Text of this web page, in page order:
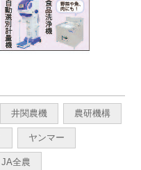
井関農機 農研機構
ヤンマー
JA全農